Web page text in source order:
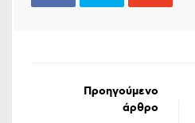
Προηγούμενο
άρθρο